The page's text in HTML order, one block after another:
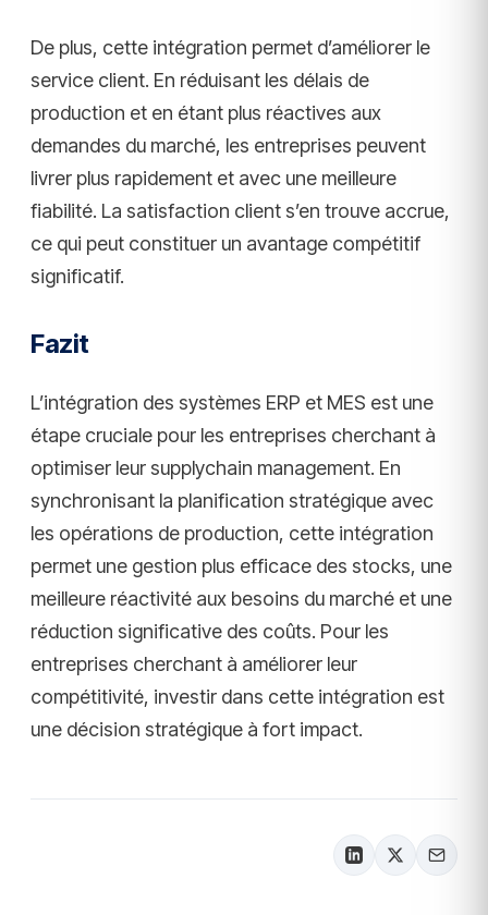
De plus, cette intégration permet d’améliorer le
service client. En réduisant les délais de
production et en étant plus réactives aux
demandes du marché, les entreprises peuvent
livrer plus rapidement et avec une meilleure
fiabilité. La satisfaction client s’en trouve accrue,
ce qui peut constituer un avantage compétitif
significatif.
Fazit
L’intégration des systèmes ERP et MES est une
étape cruciale pour les entreprises cherchant à
optimiser leur supplychain management. En
synchronisant la planification stratégique avec
les opérations de production, cette intégration
permet une gestion plus efficace des stocks, une
meilleure réactivité aux besoins du marché et une
réduction significative des coûts. Pour les
entreprises cherchant à améliorer leur
compétitivité, investir dans cette intégration est
une décision stratégique à fort impact.